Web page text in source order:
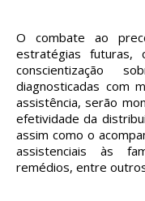
O combate ao
estratégias futuras,
conscientização
diagnosticadas com
assistência, serão
efetividade da
assim como o
assistenciais às
remédios, entre